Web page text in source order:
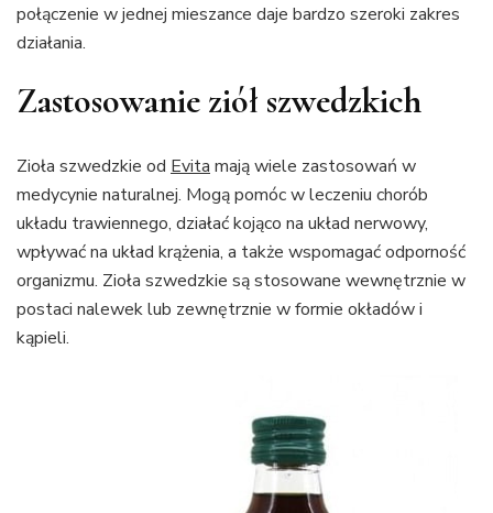
połączenie w jednej mieszance daje bardzo szeroki zakres
działania.
Zastosowanie ziół szwedzkich
Zioła szwedzkie od Evita mają wiele zastosowań w
medycynie naturalnej. Mogą pomóc w leczeniu chorób
układu trawiennego, działać kojąco na układ nerwowy,
wpływać na układ krążenia, a także wspomagać odporność
organizmu. Zioła szwedzkie są stosowane wewnętrznie w
postaci nalewek lub zewnętrznie w formie okładów i
kąpieli.